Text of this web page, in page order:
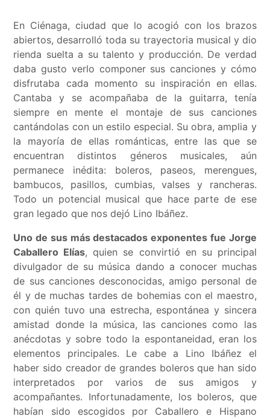
En Ciénaga, ciudad que lo acogió con los brazos
abiertos, desarrolló toda su trayectoria musical y dio
rienda suelta a su talento y producción. De verdad
daba gusto verlo componer sus canciones y cómo
disfrutaba cada momento su inspiración en ellas.
Cantaba y se acompañaba de la guitarra, tenía
siempre en mente el montaje de sus canciones
cantándolas con un estilo especial. Su obra, amplia y
la mayoría de ellas románticas, entre las que se
encuentran distintos géneros musicales, aún
permanece inédita: boleros, paseos, merengues,
bambucos, pasillos, cumbias, valses y rancheras.
Todo un potencial musical que hace parte de ese
gran legado que nos dejó Lino Ibáñez.
Uno de sus más destacados exponentes fue Jorge
Caballero Elías, quien se convirtió en su principal
divulgador de su música dando a conocer muchas
de sus canciones desconocidas, amigo personal de
él y de muchas tardes de bohemias con el maestro,
con quién tuvo una estrecha, espontánea y sincera
amistad donde la música, las canciones como las
anécdotas y sobre todo la espontaneidad, eran los
elementos principales. Le cabe a Lino Ibáñez el
haber sido creador de grandes boleros que han sido
interpretados por varios de sus amigos y
acompañantes. Infortunadamente, los boleros, que
habían sido escogidos por Caballero e Hispano